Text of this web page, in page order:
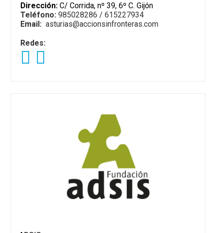
Dirección:C/ Corrida, nº 39, 6º C. Gijón
Teléfono:985028286 / 615227934
Email:asturias@accionsinfronteras.com
Redes: